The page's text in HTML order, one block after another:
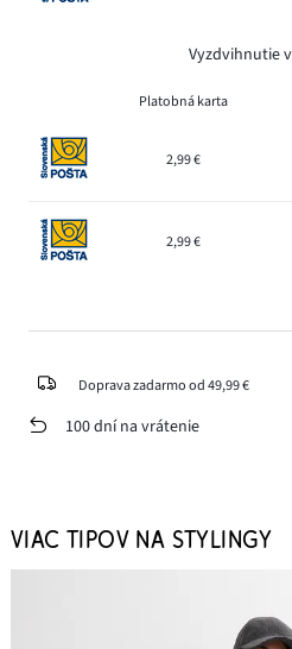
Vyzdvihnutie
Platobná karta
2,99 €
2,99 €
Doprava zadarmo od 49,99 €
100 dní na vrátenie
VIAC TIPOV NA STYLINGY